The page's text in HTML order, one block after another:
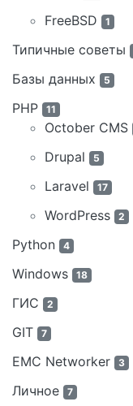
FreeBSD 1
Типичные советы
Базы данных 5
PHP 11
October CMS
Drupal 5
Laravel 17
WordPress 2
Python 4
Windows 18
ГИС 2
GIT 7
EMC Networker 3
Личное 7